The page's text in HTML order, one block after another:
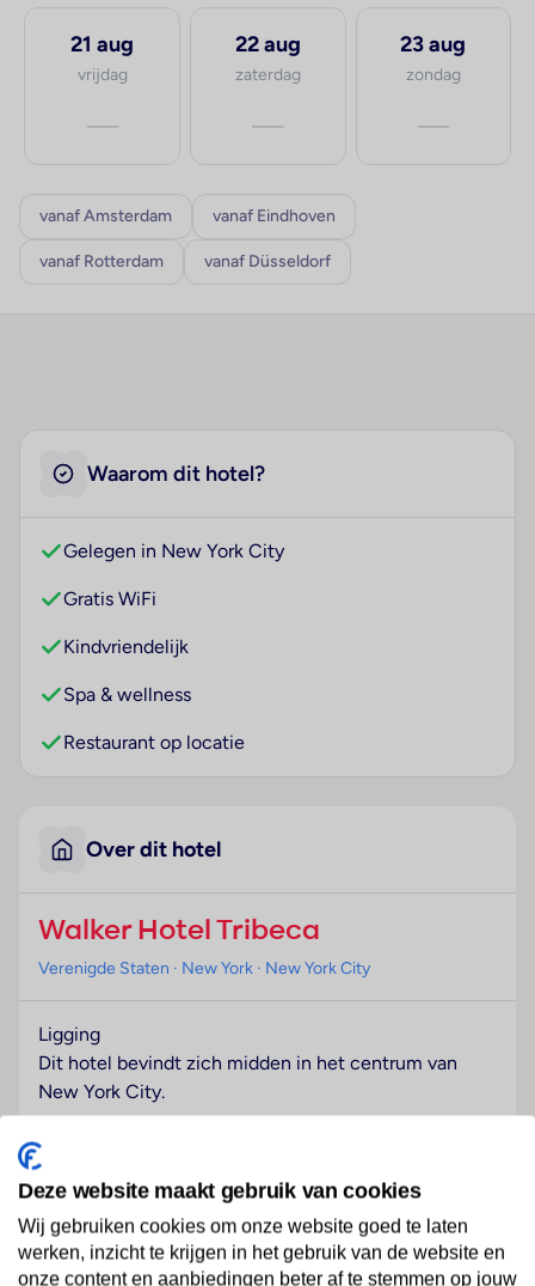
21 aug
vrijdag
—
22 aug
zaterdag
—
23 aug
zondag
—
vanaf Amsterdam vanaf Eindhoven
vanaf Rotterdam vanaf Düsseldorf
Waarom dit hotel?
Gelegen in New York City
Gratis WiFi
Kindvriendelijk
Spa & wellness
Restaurant op locatie
Over dit hotel
Walker Hotel Tribeca
Verenigde Staten · New York · New York City
Ligging
Dit hotel bevindt zich midden in het centrum van
New York City.
Hotelfaciliteiten
Het vriendelijke personeel aan de receptie is graag bij
alle vragen behulpzaam. Een bagagedepot, een kluis
en een wisselkantoor behoren tot de faciliteiten van
het hotel. In de openbare ruimtes is Wi-Fi verkrijgbaar.
Deze website maakt gebruik van cookies
Wij gebruiken cookies om onze website goed te laten
werken, inzicht te krijgen in het gebruik van de website en
onze content en aanbiedingen beter af te stemmen op jouw